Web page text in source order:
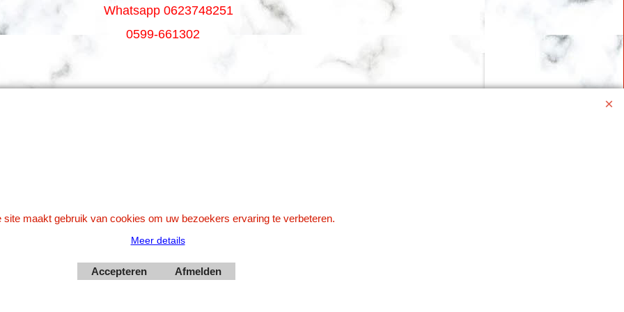
Whatsapp 0623748251
0599-661302
Webwinkel gemaakt met
ShopFactory webwinkel
software.
site maakt gebruik van cookies om uw bezoekers ervaring te verbeteren.
Meer details
Accepteren Afmelden